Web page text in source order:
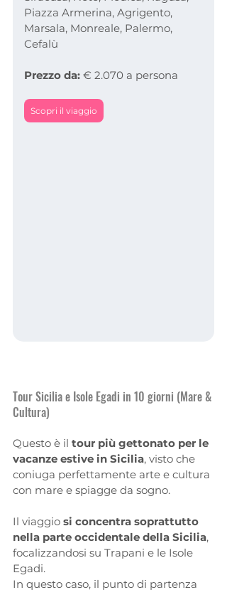
Piazza Armerina, Agrigento,
Marsala, Monreale, Palermo,
Cefalù
Prezzo da: € 2.070 a persona
Scopri il viaggio
Tour Sicilia e Isole Egadi in 10 giorni (Mare &
Cultura)
Questo è il tour più gettonato per le
vacanze estive in Sicilia, visto che
coniuga perfettamente arte e cultura
con mare e spiagge da sogno.
Il viaggio si concentra soprattutto
nella parte occidentale della Sicilia,
focalizzandosi su Trapani e le Isole
Egadi.
In questo caso, il punto di partenza